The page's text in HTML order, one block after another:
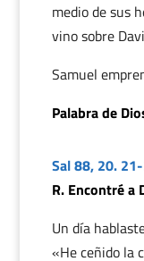
medio de sus
vino sobre
Samuel
Palabra de
Sal 88, 20.
R. Encontré a
Un día
«He ceñido la